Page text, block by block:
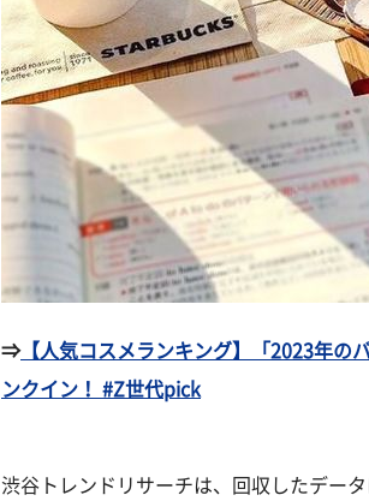
⇒【人気コスメランキング】「2023年の
ンクイン！ #Z世代pick
渋谷トレンドリサーチは、回収したデー